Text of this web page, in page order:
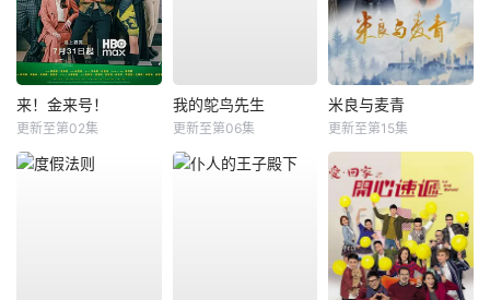
来！金来号！
更新至第02集
我的鸵鸟先生
更新至第06集
米良与麦青
更新至第15集